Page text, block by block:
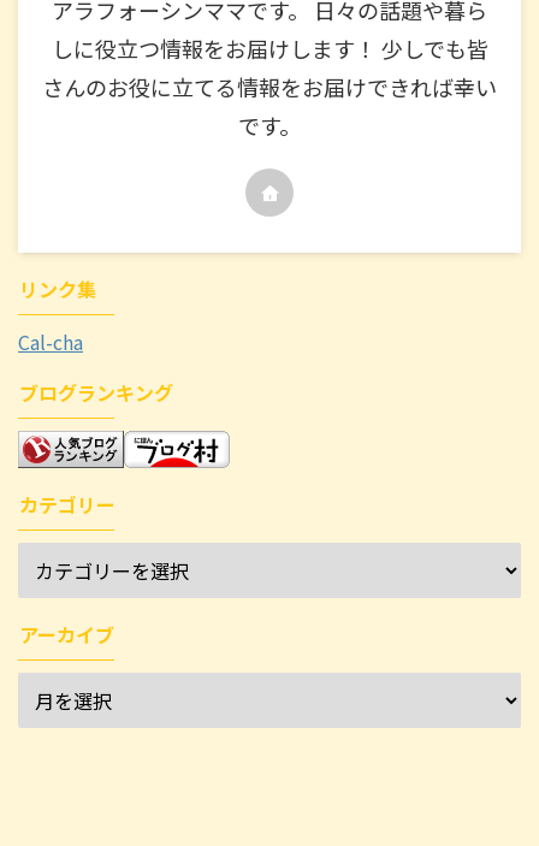
アラフォーシンママです。 日々の話題や暮ら
しに役立つ情報をお届けします！ 少しでも皆
さんのお役に立てる情報をお届けできれば幸い
です。
リンク集
Cal-cha
ブログランキング
カテゴリー
アーカイブ